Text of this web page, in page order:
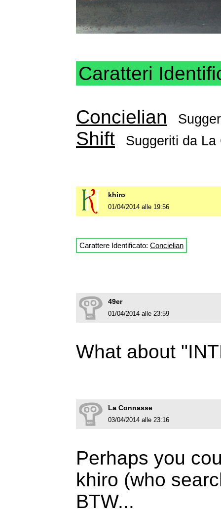
Caratteri
Concielian
Shift Suggeriti da La
khiro
01/04/2014 alle 19:56
Carattere Identificato: Concielian
49er
01/04/2014 alle 23:59
What about
La Connasse
03/04/2014 alle 23:16
Perhaps you
khiro (who
BTW...